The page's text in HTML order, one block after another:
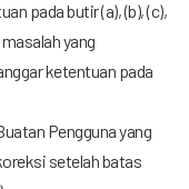
pada butir (a), (b), (c),
yang
ketentuan pada
Pengguna yang
setelah batas